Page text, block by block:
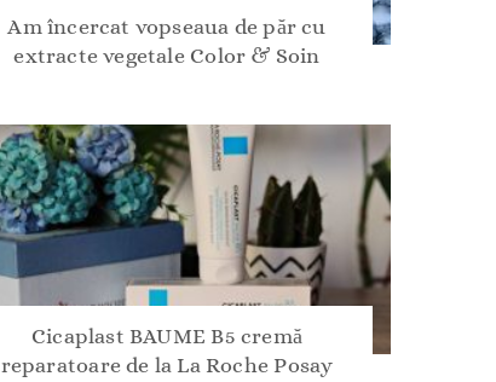
Am încercat vopseaua de păr cu
extracte vegetale Color & Soin
Cicaplast BAUME B5 cremă
reparatoare de la La Roche Posay